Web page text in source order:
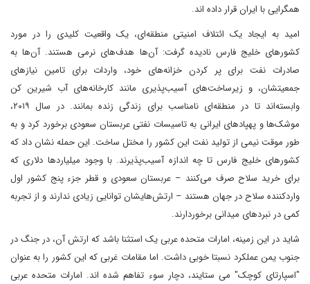
همگرایی با ایران قرار داده اند.
امید به ایجاد یک ائتلاف امنیتی منطقه‌ای، یک واقعیت کلیدی را در مورد
کشورهای خلیج فارس نادیده گرفت: آن‌ها هدف‌های نرمی هستند. آن‌ها به
صادرات نفت برای پر کردن خزانه‌های خود، واردات برای تامین نیازهای
جمعیتشان، و زیرساخت‌های آسیب‌پذیری مانند کارخانه‌های آب شیرین کن
وابسته‌اند تا در منطقه‌ای نامناسب برای زندگی زنده بمانند. در سال ۲۰۱۹،
موشک‌ها و پهپادهای ایرانی به تاسیسات نفتی عربستان سعودی برخورد کرد و به
طور موقت نیمی از تولید نفت این کشور را مختل ساخت. این حمله نشان داد که
کشورهای خلیج فارس تا چه اندازه آسیب‌پذیرند. با وجود میلیاردها دلاری که
برای خرید سلاح صرف می‌کنند – عربستان سعودی و قطر جزء پنج کشور اول
واردکننده سلاح در جهان هستند – ارتش‌هایشان توانایی زیادی ندارند و از تجربه
کمی در نبردهای میدانی برخوردارند.
شاید در این زمینه، امارات متحده عربی یک استثنا باشد که ارتش آن، در جنگ در
جنوب یمن عملکرد نسبتا خوبی داشت. اما مقامات غربی که این کشور را به عنوان
"اسپارتای کوچک" می ستایند، دچار سوء تفاهم شده اند. امارات متحده عربی